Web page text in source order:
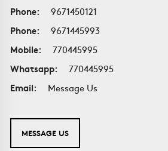
Phone:
9671450121
Phone:
9671445993
Mobile:
770445995
Whatsapp:
770445995
Email:
Message Us
MESSAGE US